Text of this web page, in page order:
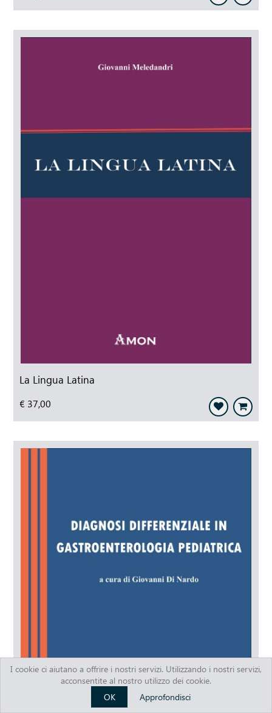
La Lingua Latina
€ 37,00
I cookie ci aiutano a offrire i nostri servizi. Utilizzando i nostri servizi,
acconsentite al nostro utilizzo dei cookie.
OK
Approfondisci